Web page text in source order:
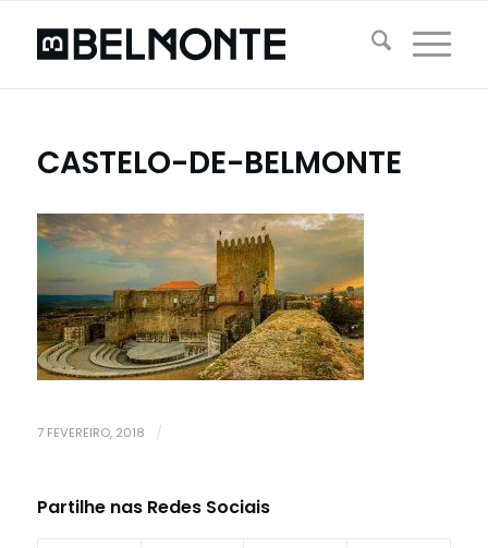
CASTELO-DE-BELMONTE
7 FEVEREIRO, 2018 /
Partilhe nas Redes Sociais